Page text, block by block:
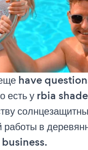
have
есть у rbia
в